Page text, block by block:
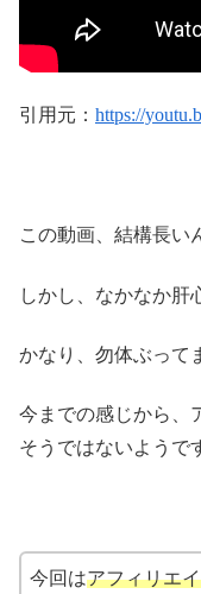
引用元： https://
この動画、結構長い
しかし、なかなか肝
かなり、勿体ぶって
今までの感じから、
そうではないようで
今回はアフィリエ